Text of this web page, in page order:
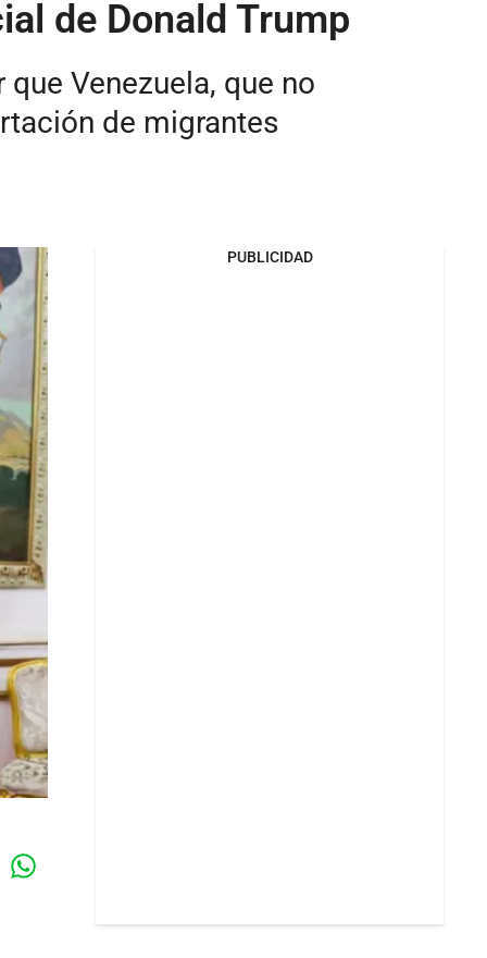
de Donald Trump
Venezuela, que no
de migrantes
PUBLICIDAD